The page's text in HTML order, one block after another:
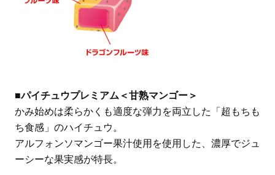
■パイチュウプレミアム＜甘熟マンゴー＞
かみ始めは柔らかくも適度な弾力を両立した「超もちも
ち食感」のハイチュウ。
アルフォンソマンゴー果汁使用を使用した、濃厚でジュ
ーシーな果実感が特長。